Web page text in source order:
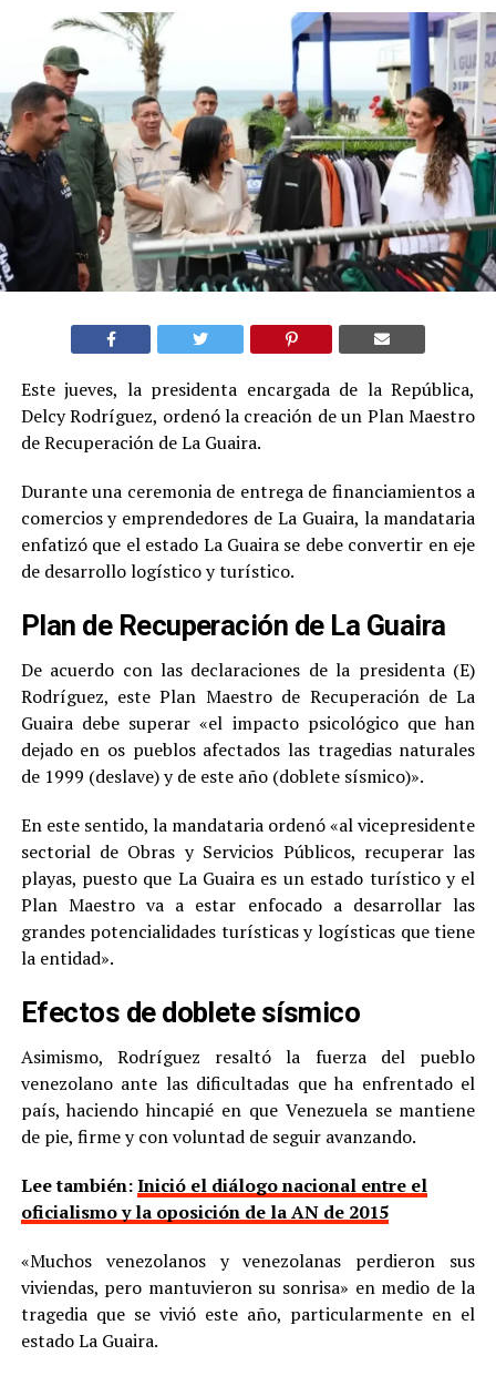
Este jueves, la presidenta encargada de la República,
Delcy Rodríguez, ordenó la creación de un Plan Maestro
de Recuperación de La Guaira.
Durante una ceremonia de entrega de financiamientos a
comercios y emprendedores de La Guaira, la mandataria
enfatizó que el estado La Guaira se debe convertir en eje
de desarrollo logístico y turístico.
Plan de Recuperación de La Guaira
De acuerdo con las declaraciones de la presidenta (E)
Rodríguez, este Plan Maestro de Recuperación de La
Guaira debe superar «el impacto psicológico que han
dejado en os pueblos afectados las tragedias naturales
de 1999 (deslave) y de este año (doblete sísmico)».
En este sentido, la mandataria ordenó «al vicepresidente
sectorial de Obras y Servicios Públicos, recuperar las
playas, puesto que La Guaira es un estado turístico y el
Plan Maestro va a estar enfocado a desarrollar las
grandes potencialidades turísticas y logísticas que tiene
la entidad».
Efectos de doblete sísmico
Asimismo, Rodríguez resaltó la fuerza del pueblo
venezolano ante las dificultadas que ha enfrentado el
país, haciendo hincapié en que Venezuela se mantiene
de pie, firme y con voluntad de seguir avanzando.
Lee también:Inició el diálogo nacional entre el
oficialismo y la oposición de la AN de 2015
«Muchos venezolanos y venezolanas perdieron sus
viviendas, pero mantuvieron su sonrisa» en medio de la
tragedia que se vivió este año, particularmente en el
estado La Guaira.